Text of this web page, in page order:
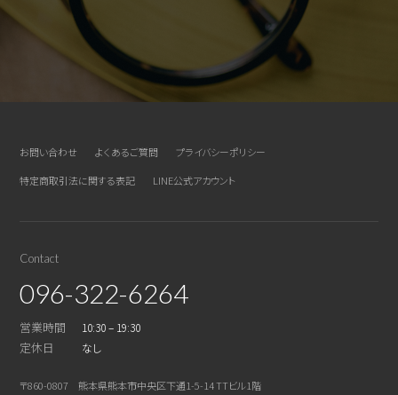
お問い合わせ よくあるご質問
プライバシーポリシー
特定商取引法に関する表記
LINE公式アカウント
Contact
096-322-6264
営業時間 10:30 – 19:30
定休日 なし
〒860-0807 熊本県熊本市中央区下通1-5-14 TTビル1階